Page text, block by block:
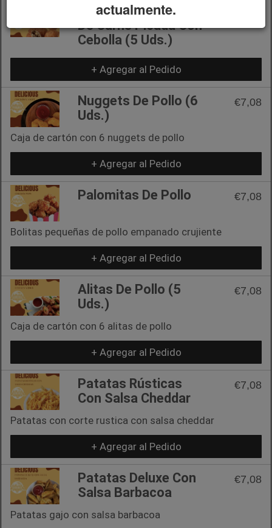
Croquetas Rellenas
De Carne Picada Con
Cebolla (5 Uds.)
+ Agregar al Pedido
Nuggets De Pollo (6
Uds.)
€7,08
Caja de cartón con 6 nuggets de pollo
+ Agregar al Pedido
Palomitas De Pollo €7,08
Bolitas pequeñas de pollo empanado crujiente
+ Agregar al Pedido
Alitas De Pollo (5
Uds.)
€7,08
Caja de cartón con 6 alitas de pollo
+ Agregar al Pedido
Patatas Rústicas
Con Salsa Cheddar
€7,08
Patatas con corte rustica con salsa cheddar
+ Agregar al Pedido
Patatas Deluxe Con
Salsa Barbacoa
€7,08
Patatas gajo con salsa barbacoa
actualmente.